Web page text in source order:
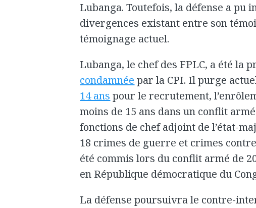
Lubanga. Toutefois, la défense a pu
divergences existant entre son
témoignage actuel.
Lubanga, le chef des FPLC, a été la
condamnée par la CPI. Il purge
14 ans pour le recrutement,
moins de 15 ans dans un conflit
fonctions de chef adjoint de l’état-
18 crimes de guerre et crimes
été commis lors du conflit armé de
en République démocratique du
La défense poursuivra le contre-